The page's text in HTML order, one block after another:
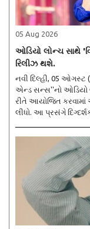
05 Aug 2026
ઓડિયો લોન્ચ સાથે
રિલીઝ થશે.
નવી દિલ્હી, 05 ઓગસ્ટ
એન્ડ સન્સ''નો ઓડિયો
રીતે આયોજિત કરવામાં
લીધો. આ પ્રસંગે